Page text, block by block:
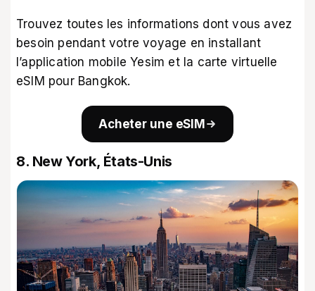
Trouvez toutes les informations dont vous avez
besoin pendant votre voyage en installant
l’application mobile Yesim et la carte virtuelle
eSIM pour Bangkok.
Acheter une eSIM
8. New York, États-Unis